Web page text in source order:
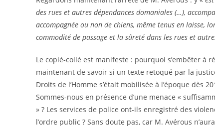
des rues et autres dépendances domaniales (…),
accompagnée ou non de chiens, même tenus en laisse,
commodité de passage et la sûreté dans les rues et
Le copié-collé est manifeste : pourquoi s’embêter à
maintenant de savoir si un texte retoqué par la
Droits de l’Homme s’était mobilisée à l’époque dès
Sommes-nous en présence d’une menace «
» ? Les services de police ont-ils enregistré des
l’ordre public ? Sans doute pas, car M. Avérous